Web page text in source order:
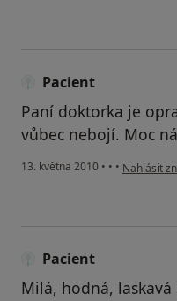
Pacient
Paní doktorka je
vůbec nebojí. Moc
13. května 2010 • • • podle
Nahlásit
Pacient
Milá, hodná,